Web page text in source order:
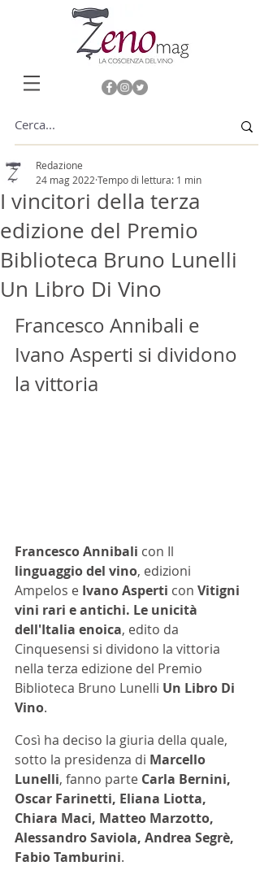
I vincitori della terza
edizione del Premio
Biblioteca Bruno Lunelli
Un Libro Di Vino
Redazione
24 mag 2022 Tempo di lettura: 1 min
Francesco Annibali e
Ivano Asperti si dividono
la vittoria
Francesco Annibali con Il
linguaggio del vino, edizioni
Ampelos e Ivano Asperti con Vitigni
vini rari e antichi. Le unicità
dell'Italia enoica, edito da
Cinquesensi si dividono la vittoria
nella terza edizione del Premio
Biblioteca Bruno Lunelli Un Libro Di
Vino.
Così ha deciso la giuria della quale,
sotto la presidenza di Marcello
Lunelli, fanno parte Carla Bernini,
Oscar Farinetti, Eliana Liotta,
Chiara Maci, Matteo Marzotto,
Alessandro Saviola, Andrea Segrè,
Fabio Tamburini.